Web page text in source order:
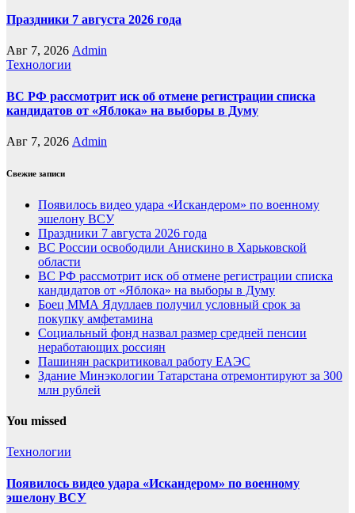
Праздники 7 августа 2026 года
Авг 7, 2026 Admin
Технологии
ВС РФ рассмотрит иск об отмене регистрации списка
кандидатов от «Яблока» на выборы в Думу
Авг 7, 2026 Admin
Свежие записи
Появилось видео удара «Искандером» по военному
эшелону ВСУ
Праздники 7 августа 2026 года
ВС России освободили Анискино в Харьковской
области
ВС РФ рассмотрит иск об отмене регистрации списка
кандидатов от «Яблока» на выборы в Думу
Боец ММА Ядуллаев получил условный срок за
покупку амфетамина
Социальный фонд назвал размер средней пенсии
неработающих россиян
Пашинян раскритиковал работу ЕАЭС
Здание Минэкологии Татарстана отремонтируют за 300
млн рублей
You missed
Технологии
Появилось видео удара «Искандером» по военному
эшелону ВСУ